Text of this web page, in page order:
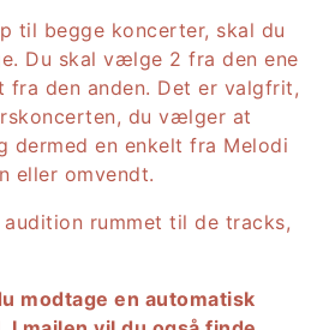
til begge koncerter, skal du
Du skal vælge 2 fra den ene
fra den anden. Det er valgfrit,
du vælger at
dermed en enkelt fra Melodi
eller omvendt.
rummet til de tracks,
modtage en automatisk